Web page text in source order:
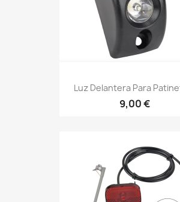
Luz Delantera Para
9,00 €